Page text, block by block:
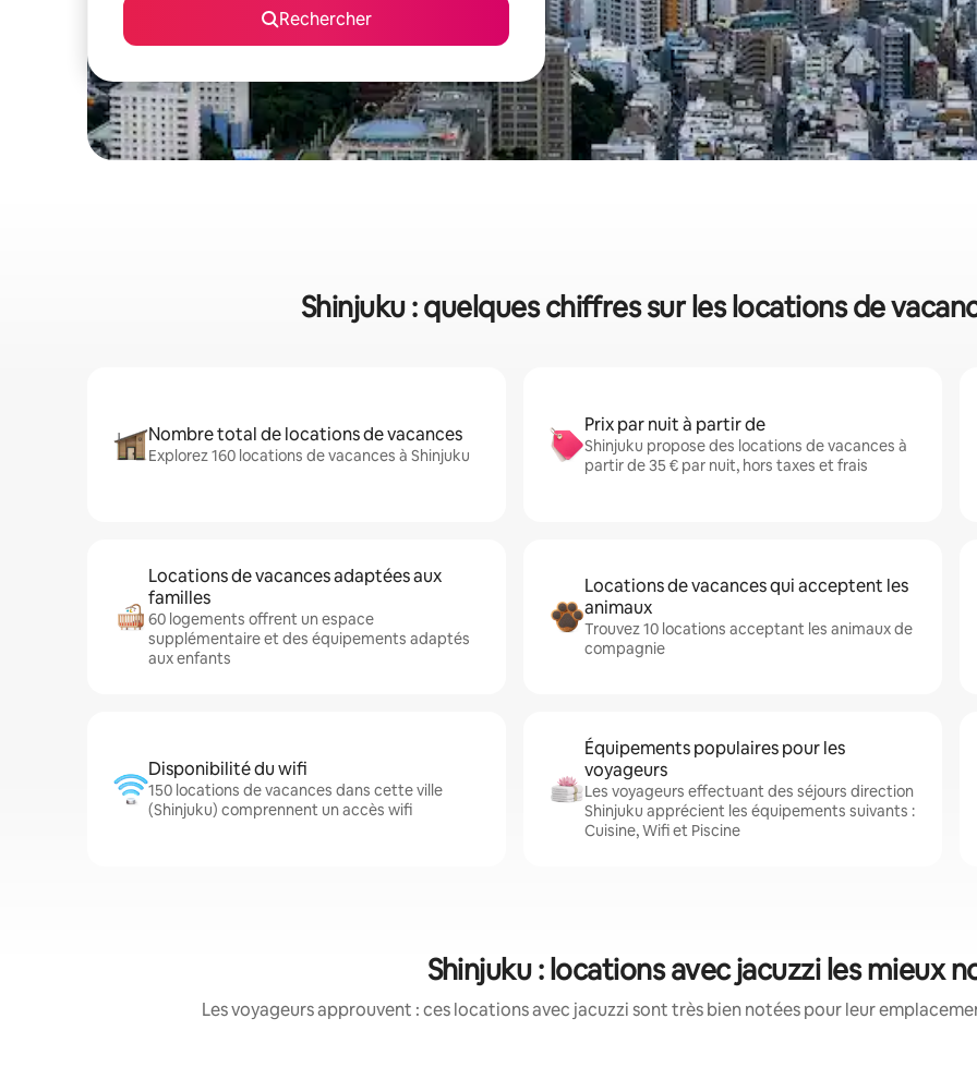
Rechercher
Shinjuku : quelques chiffres sur les locations de
Nombre total de locations de vacances
Explorez 160 locations de vacances à Shinjuku
Prix par nuit à partir de
Shinjuku propose des locations de vacances à
partir de 35 € par nuit, hors taxes et frais
Locations de vacances adaptées aux
familles
60 logements offrent un espace
supplémentaire et des équipements adaptés
aux enfants
Locations de vacances qui acceptent les
animaux
Trouvez 10 locations acceptant les animaux de
compagnie
Disponibilité du wifi
150 locations de vacances dans cette ville
(Shinjuku) comprennent un accès wifi
Équipements populaires pour les
voyageurs
Les voyageurs effectuant des séjours direction
Shinjuku apprécient les équipements suivants :
Cuisine, Wifi et Piscine
Shinjuku : locations avec jacuzzi les mieux
Les voyageurs approuvent : ces locations avec jacuzzi sont très bien notées pour leur